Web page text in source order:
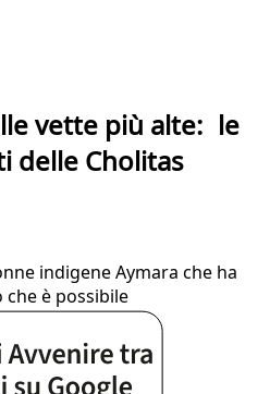
vette più alte: le
delle Cholitas
indigene Aymara che ha
è possibile